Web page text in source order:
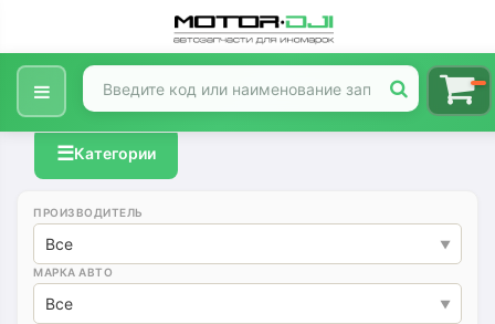
☰Категории
ПРОИЗВОДИТЕЛЬ
Все
МАРКА АВТО
Все